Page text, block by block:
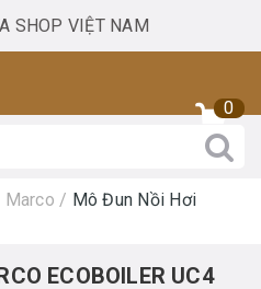
0
Marco / Mô Đun Nồi Hơi
ECOBOILER UC4